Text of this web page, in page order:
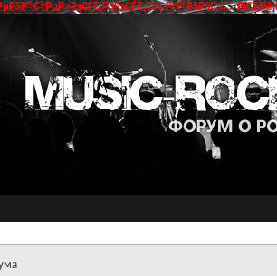
С†РµР»РѕСЃС‚РЅРѕСЃС‚СЊ РґР°РЅРЅС‹С…